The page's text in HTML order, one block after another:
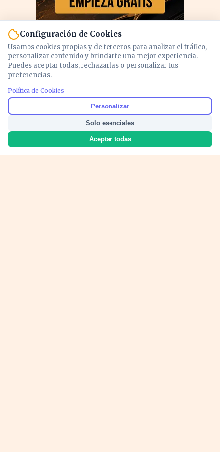
Configuración de Cookies
Usamos cookies propias y de terceros para analizar el tráfico,
personalizar contenido y brindarte una mejor experiencia.
Puedes aceptar todas, rechazarlas o personalizar tus
preferencias.
Política de Cookies
Personalizar
Solo esenciales
Aceptar todas